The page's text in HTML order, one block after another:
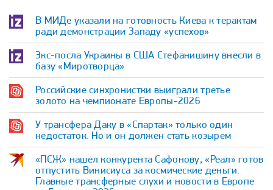
В МИДе указали на готовность Киева к терактам
ради демонстрации Западу «успехов»
Экс-посла Украины в США Стефанишину внесли в
базу «Миротворца»
Российские синхронистки выиграли третье
золото на чемпионате Европы-2026
У трансфера Даку в «Спартак» только один
недостаток. Но и он должен стать козырем
«ПСЖ» нашел конкурента Сафонову, «Реал» готов
отпустить Винисиуса за космические деньги.
Главные трансферные слухи и новости в Европе